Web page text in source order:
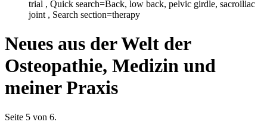
trial , Quick search=Back, low back, pelvic girdle, sacroiliac
joint , Search section=therapy
Neues aus der Welt der
Osteopathie, Medizin und
meiner Praxis
Seite 5 von 6.